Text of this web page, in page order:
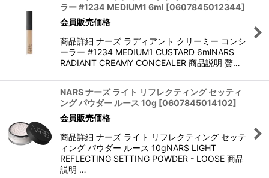
ラー #1234 MEDIUM1 6ml [0607845012344]
会員販売価格
商品詳細 ナーズ ラディアント クリーミー コンシ
ーラー #1234 MEDIUM1 CUSTARD 6mlNARS
RADIANT CREAMY CONCEALER 商品説明 贅…
NARS ナーズ ライト リフレクティング セッティ
ング パウダー ルース 10g [0607845014102]
会員販売価格
商品詳細 ナーズ ライト リフレクティング セッテ
ィング パウダー ルース 10gNARS LIGHT
REFLECTING SETTING POWDER - LOOSE 商品
説明 …